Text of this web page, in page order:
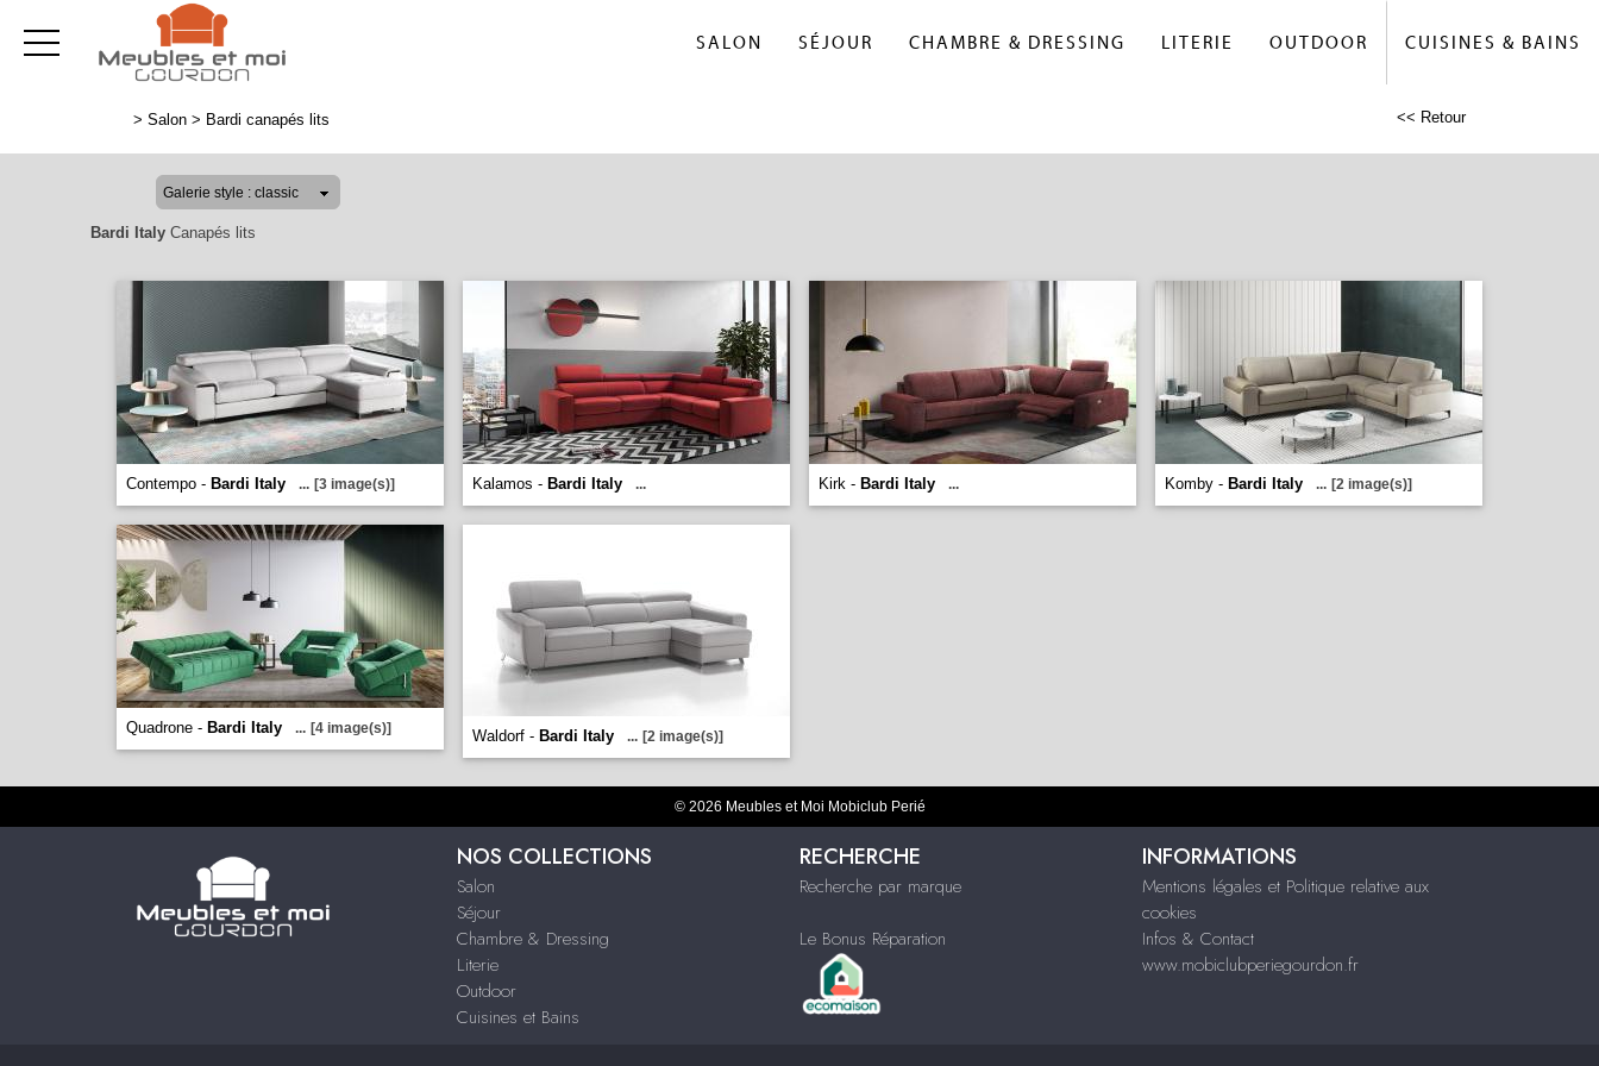
SALON SÉJOUR CHAMBRE & DRESSING LITERIE OUTDOOR CUISINES & BAINS
> Salon > Bardi canapés lits << Retour
Bardi Italy Canapés lits
Contempo - Bardi Italy ... [3 image(s)] Kalamos - Bardi Italy ... Kirk - Bardi Italy ... Komby - Bardi Italy ... [2 image(s)]
Quadrone - Bardi Italy ... [4 image(s)] Waldorf - Bardi Italy ... [2 image(s)]
© 2026 Meubles et Moi Mobiclub Perié
NOS COLLECTIONS
Salon
Séjour
Chambre & Dressing
Literie
Outdoor
Cuisines et Bains
RECHERCHE
Recherche par marque
Le Bonus Réparation
INFORMATIONS
Mentions légales et Politique relative aux
cookies
Infos & Contact
www.mobiclubperiegourdon.fr